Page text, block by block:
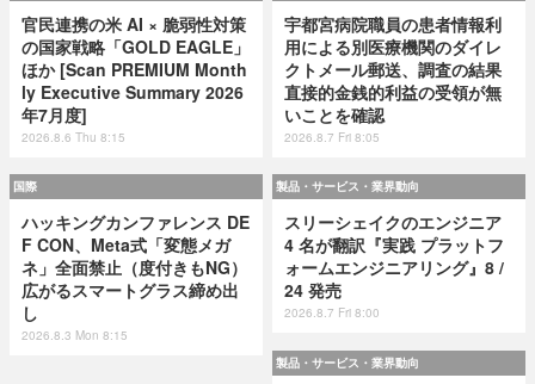
官民連携の米 AI × 脆弱性対策
の国家戦略「GOLD EAGLE」
ほか [Scan PREMIUM Month
ly Executive Summary 2026
年7月度]
2026.8.6 Thu 8:15
宇都宮病院職員の患者情報利
用による別医療機関のダイレ
クトメール郵送、調査の結果
直接的金銭的利益の受領が無
いことを確認
2026.8.7 Fri 8:05
国際
ハッキングカンファレンス DE
F CON、Meta式「変態メガ
ネ」全面禁止（度付きもNG）
広がるスマートグラス締め出
し
2026.8.3 Mon 8:15
製品・サービス・業界動向
スリーシェイクのエンジニア
4 名が翻訳『実践 プラットフ
ォームエンジニアリング』8 /
24 発売
2026.8.7 Fri 8:00
製品・サービス・業界動向